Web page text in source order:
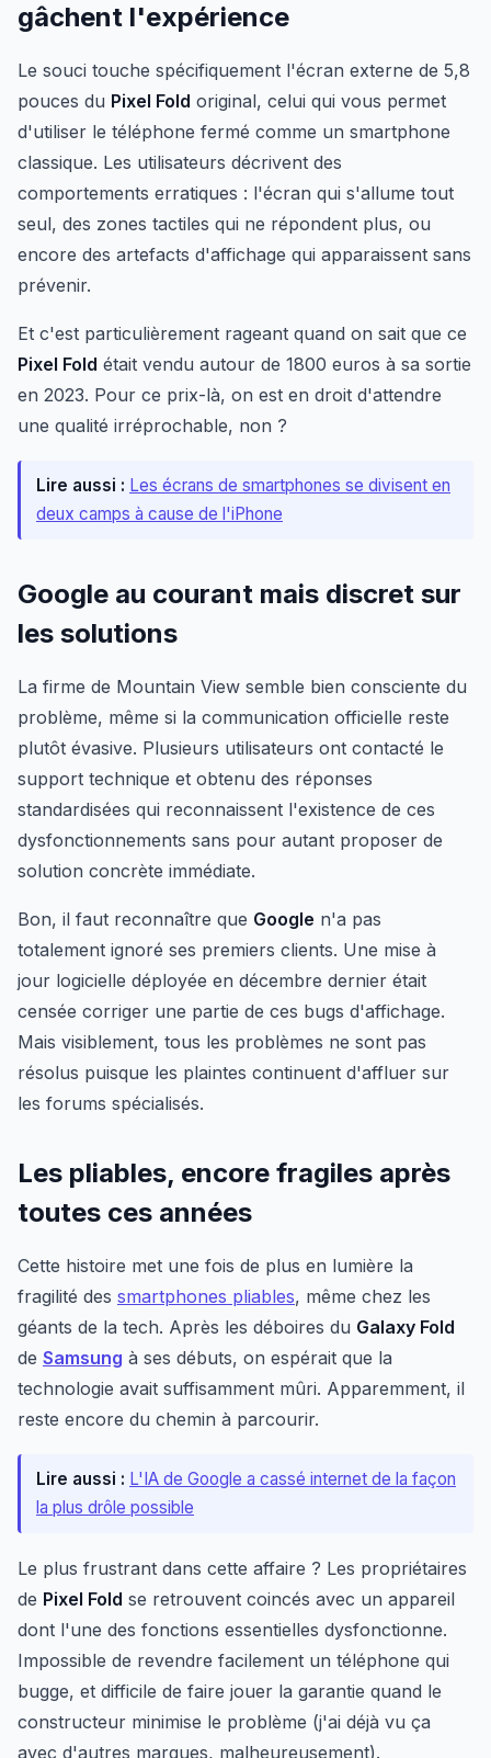
gâchent l'expérience
Le souci touche spécifiquement l'écran externe de 5,8
pouces du Pixel Fold original, celui qui vous permet
d'utiliser le téléphone fermé comme un smartphone
classique. Les utilisateurs décrivent des
comportements erratiques : l'écran qui s'allume tout
seul, des zones tactiles qui ne répondent plus, ou
encore des artefacts d'affichage qui apparaissent sans
prévenir.
Et c'est particulièrement rageant quand on sait que ce
Pixel Fold était vendu autour de 1800 euros à sa sortie
en 2023. Pour ce prix-là, on est en droit d'attendre
une qualité irréprochable, non ?
Lire aussi : Les écrans de smartphones se divisent en
deux camps à cause de l'iPhone
Google au courant mais discret sur
les solutions
La firme de Mountain View semble bien consciente du
problème, même si la communication officielle reste
plutôt évasive. Plusieurs utilisateurs ont contacté le
support technique et obtenu des réponses
standardisées qui reconnaissent l'existence de ces
dysfonctionnements sans pour autant proposer de
solution concrète immédiate.
Bon, il faut reconnaître que Google n'a pas
totalement ignoré ses premiers clients. Une mise à
jour logicielle déployée en décembre dernier était
censée corriger une partie de ces bugs d'affichage.
Mais visiblement, tous les problèmes ne sont pas
résolus puisque les plaintes continuent d'affluer sur
les forums spécialisés.
Les pliables, encore fragiles après
toutes ces années
Cette histoire met une fois de plus en lumière la
fragilité des smartphones pliables, même chez les
géants de la tech. Après les déboires du Galaxy Fold
de Samsung à ses débuts, on espérait que la
technologie avait suffisamment mûri. Apparemment, il
reste encore du chemin à parcourir.
Lire aussi : L'IA de Google a cassé internet de la façon
la plus drôle possible
Le plus frustrant dans cette affaire ? Les propriétaires
de Pixel Fold se retrouvent coincés avec un appareil
dont l'une des fonctions essentielles dysfonctionne.
Impossible de revendre facilement un téléphone qui
bugge, et difficile de faire jouer la garantie quand le
constructeur minimise le problème (j'ai déjà vu ça
avec d'autres marques, malheureusement).